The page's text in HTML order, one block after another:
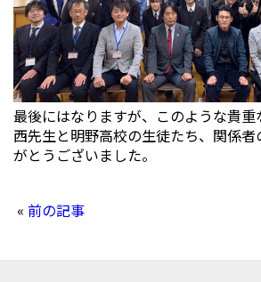
最後にはなりますが、このような貴
西先生と明野高校の生徒たち、関係者
がとうございました。
«前の記事